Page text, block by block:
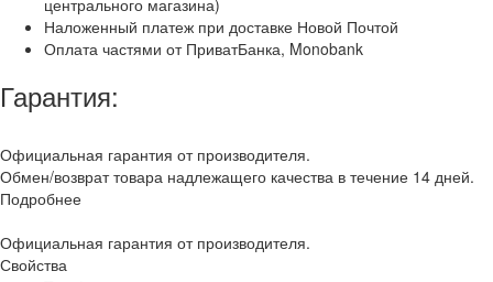
центрального магазина)
Наложенный платеж при доставке Новой Почтой
Оплата частями от ПриватБанка, Monobank
Гарантия:
Официальная гарантия от производителя.
Обмен/возврат товара надлежащего качества в течение 14 дней.
Подробнее
Официальная гарантия от производителя.
Свойства